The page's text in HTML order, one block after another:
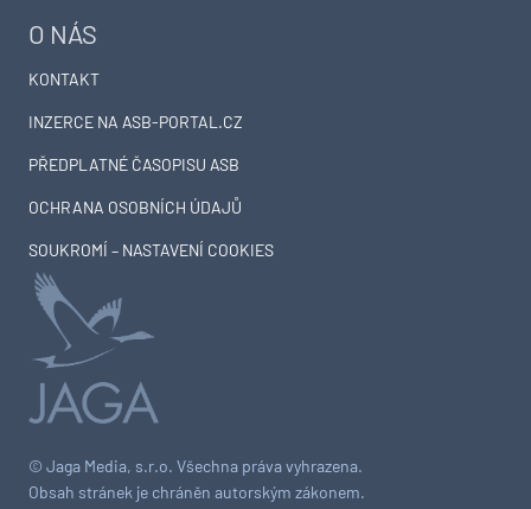
© Jaga Media, s.r.o. Všechna práva vyhrazena.
Obsah stránek je chráněn autorským zákonem.
O NÁS
KONTAKT
INZERCE NA ASB-PORTAL.CZ
PŘEDPLATNÉ ČASOPISU ASB
OCHRANA OSOBNÍCH ÚDAJŮ
SOUKROMÍ – NASTAVENÍ COOKIES